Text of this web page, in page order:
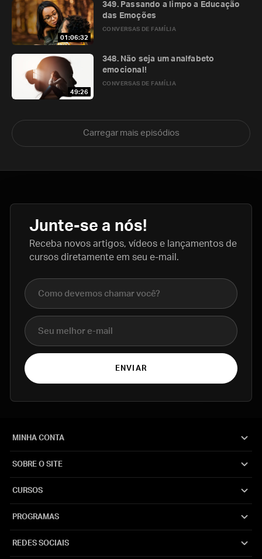
01:06:32
CONVERSAS DE FAMÍLIA
349. Passando a limpo a Educação
das Emoções
49:26
CONVERSAS DE FAMÍLIA
348. Não seja um analfabeto
emocional!
Carregar mais episódios
Junte-se a nós!
Receba novos artigos, vídeos e lançamentos de
cursos diretamente em seu e-mail.
Nome completo
E-mail
ENVIAR
MINHA CONTA
SOBRE O SITE
CURSOS
PROGRAMAS
REDES SOCIAIS